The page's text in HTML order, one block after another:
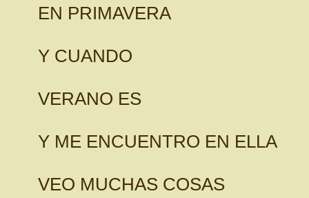
EN PRIMAVERA
Y CUANDO
VERANO ES
Y ME ENCUENTRO EN ELLA
VEO MUCHAS COSAS